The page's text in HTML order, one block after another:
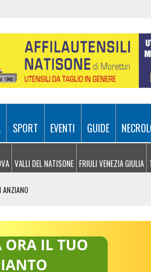
SPORT EVENTI GUIDE
VALLI DEL NATISONE FRIULI VENEZIA GIULIA
ANZIANO